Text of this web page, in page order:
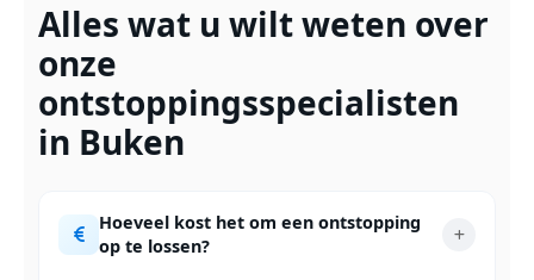
Alles wat u wilt weten over
onze
ontstoppingsspecialisten
in Buken
Hoeveel kost het om een ontstopping
op te lossen?